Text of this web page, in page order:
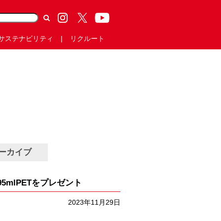
ステナビリティ リクルート
カイブ
をプレゼント
2023年11月29日